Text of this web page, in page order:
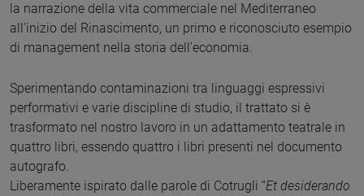
la narrazione della vita commerciale nel Mediterraneo
all’inizio del Rinascimento, un primo e riconosciuto esempio
di management nella storia dell’economia.
Sperimentando contaminazioni tra linguaggi espressivi
performativi e varie discipline di studio, il trattato si è
trasformato nel nostro lavoro in un adattamento teatrale in
quattro libri, essendo quattro i libri presenti nel documento
autografo.
Liberamente ispirato dalle parole di Cotrugli “Et desiderando